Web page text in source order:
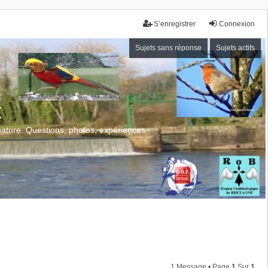
Connexion
S’enregistrer
Sujets sans réponse Sujets actifs
Questions, photos, expériences.